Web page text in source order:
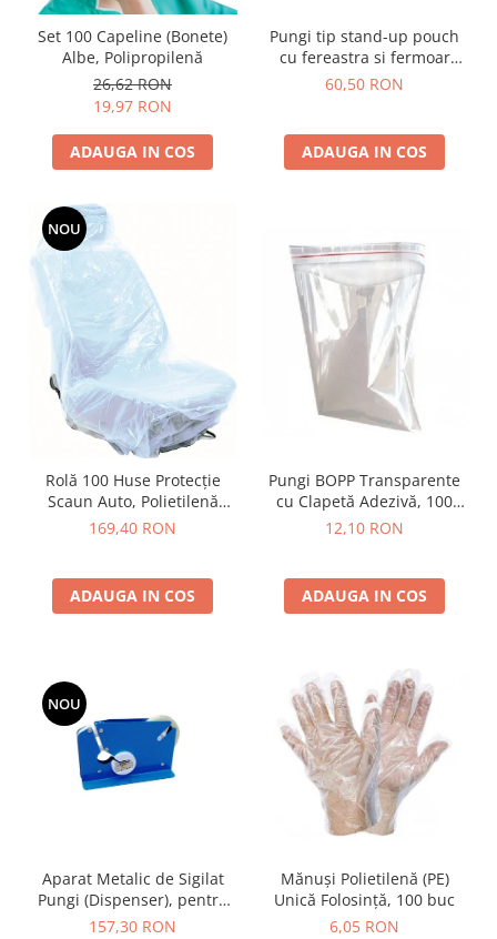
Set 100 Capeline (Bonete)
Albe, Polipropilenă
26,62 RON
19,97 RON
ADAUGA IN COS
Pungi tip stand-up pouch
cu fereastra si fermoar
ziplock
60,50 RON
ADAUGA IN COS
NOU
Rolă 100 Huse Protecție
Scaun Auto, Polietilenă
(LDPE), Mărime Universală,
169,40 RON
ADAUGA IN COS
Pungi BOPP Transparente
cu Clapetă Adezivă, 100
buc/set
12,10 RON
ADAUGA IN COS
NOU
Aparat Metalic de Sigilat
Pungi (Dispenser), pentru
Bandă de 9mm
157,30 RON
Mănuși Polietilenă (PE)
Unică Folosință, 100 buc
6,05 RON